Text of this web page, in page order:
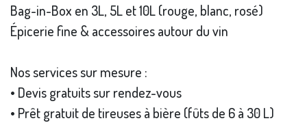
Bag-in-Box en 3L, 5L et 10L (rouge, blanc, rosé)
Épicerie fine & accessoires autour du vin
Nos services sur mesure :
• Devis gratuits sur rendez-vous
• Prêt gratuit de tireuses à bière (fûts de 6 à 30 L)